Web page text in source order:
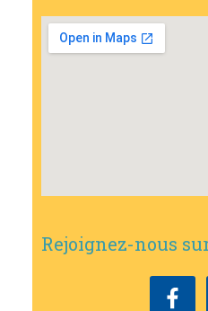
Rejoignez-nous